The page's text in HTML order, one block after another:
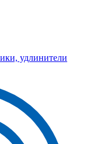
удлинители